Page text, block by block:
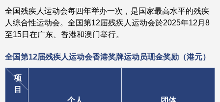
全国残疾人运动会每四年举办一次，是国家最高水平的残疾
人综合性运动会。全国第12届残疾人运动会於2025年12月8
至15日在广东、香港和澳门举行。
全国第12届残疾人运动会香港奖牌运动员现金奖励（港元）
项
目
个人 团体